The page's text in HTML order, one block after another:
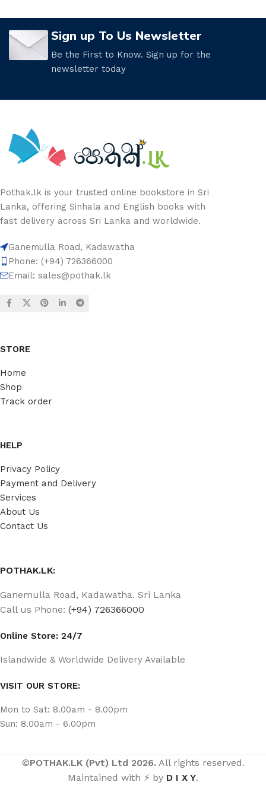
Sign up To Us Newsletter
Be the First to Know. Sign up for the
newsletter today
Pothak.lk is your trusted online bookstore in Sri
Lanka, offering Sinhala and English books with
fast delivery across Sri Lanka and worldwide.
Ganemulla Road, Kadawatha
Phone: (+94) 726366000
Email: sales@pothak.lk
STORE
Home
Shop
Track order
HELP
Privacy Policy
Payment and Delivery
Services
About Us
Contact Us
POTHAK.LK:
Ganemulla Road, Kadawatha. Sri Lanka
Call us Phone: (+94) 726366000
Online Store: 24/7
Islandwide & Worldwide Delivery Available
VISIT OUR STORE:
Mon to Sat: 8.00am - 8.00pm
Sun: 8.00am - 6.00pm
©POTHAK.LK (Pvt) Ltd 2026. All rights reserved.
Maintained with ⚡ by D I X Y.